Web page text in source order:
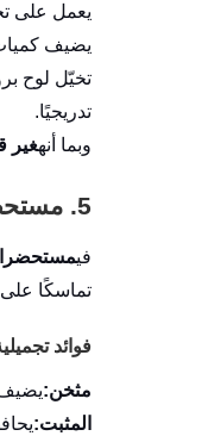
يعمل على
يضيف كميات
تدريجيًا.
وبما أنهغير
5. مستحضرات التجميل والعناية الشخصية: الجمال يلتقي بالعلم
فيمستحضرات
تماسكًا على
فوائد
مثخن:
المثبت: